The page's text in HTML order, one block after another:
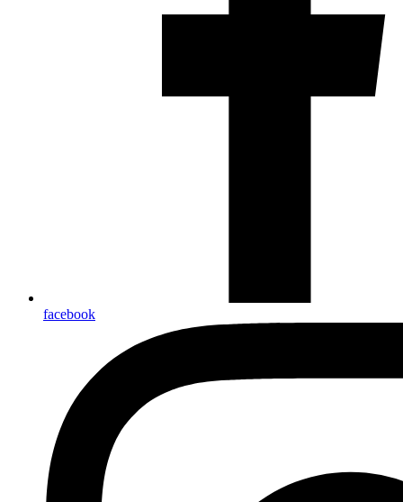
facebook